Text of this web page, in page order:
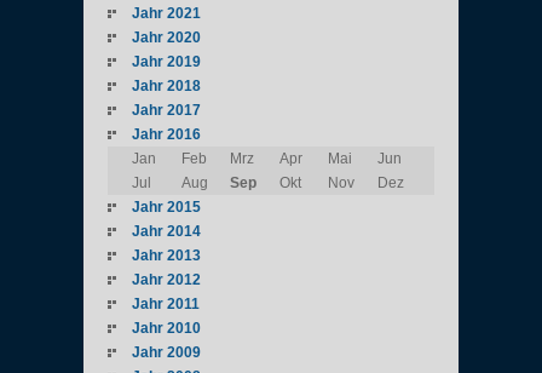
Jahr 2021
Jahr 2020
Jahr 2019
Jahr 2018
Jahr 2017
Jahr 2016
Jan
Feb Mrz Apr Mai
Jun
Jul
Aug Sep Okt Nov
Dez
Jahr 2015
Jahr 2014
Jahr 2013
Jahr 2012
Jahr 2011
Jahr 2010
Jahr 2009